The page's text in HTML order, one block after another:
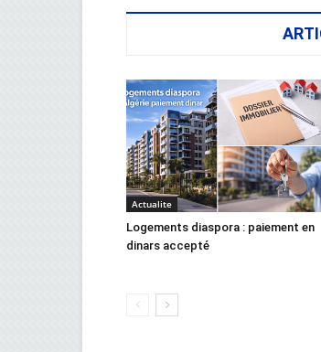
Actualite
Logements diaspora : paiement en
dinars accepté